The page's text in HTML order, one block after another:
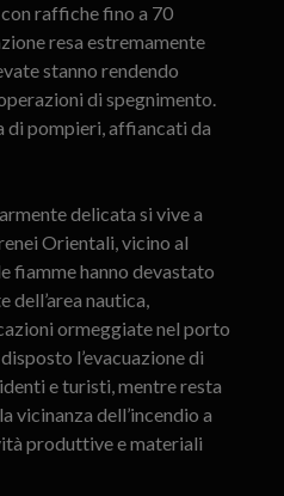
raffiche fino a 70
resa estremamente
stanno rendendo
di spegnimento.
di pompieri, affiancati da
delicata si vive a
Orientali, vicino al
fiamme hanno devastato
dell’area nautica,
ormeggiate nel porto
l’evacuazione di
e turisti, mentre resta
vicinanza dell’incendio a
produttive e materiali